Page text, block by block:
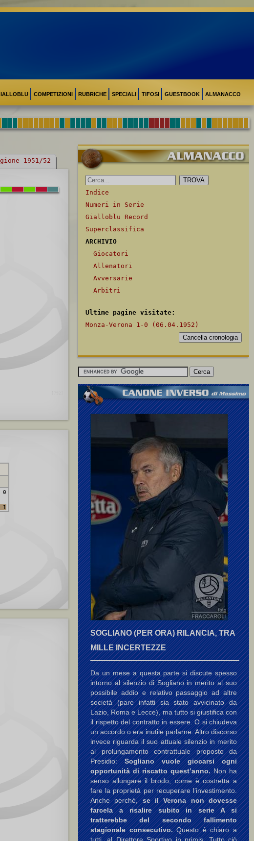
COMPETIZIONI RUBRICHE SPECIALI TIFOSI GUESTBOOK ALMANACCO
1951/52
0
1
Indice
Numeri in Serie
Gialloblu Record
Superclassifica
ARCHIVIO
Giocatori
Allenatori
Avversarie
Arbitri
Ultime pagine visitate:
Monza-Verona 1-0 (06.04.1952)
SOGLIANO (PER ORA) RILANCIA, TRA
MILLE INCERTEZZE
Da un mese a questa parte si discute spesso
intorno al silenzio di Sogliano in merito al suo
possibile addio e relativo passaggio ad altre
società (pare infatti sia stato avvicinato da
Lazio, Roma e Lecce), ma tutto si giustifica con
il rispetto del contratto in essere. O si chiudeva
un accordo o era inutile parlarne. Altro discorso
invece riguarda il suo attuale silenzio in merito
al prolungamento contrattuale proposto da
Presidio:Sogliano vuole giocarsi ogni
opportunità di riscatto quest’anno.Non ha
senso allungare il brodo, come è costretta a
fare la proprietà per recuperare l’investimento.
Anche perché,se il Verona non dovesse
farcela a risalire subito in serie A si
tratterebbe del secondo fallimento
stagionale consecutivo.Questo è chiaro a